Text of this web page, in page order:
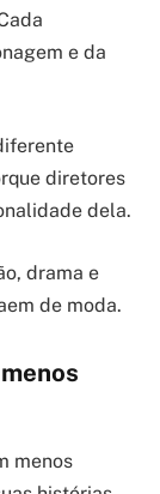
e da
diretores
dela.
drama e
de moda.
menos